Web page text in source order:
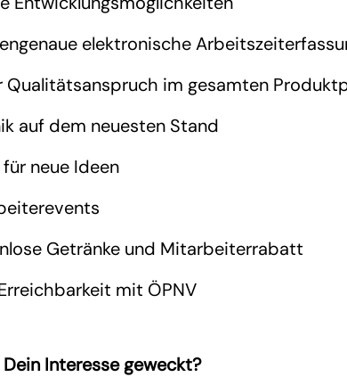
elektronische
Qualitätsanspruch im gesamten
auf dem neuesten Stand
neue Ideen
Getränke und Mitarbeiterrabatt
mit ÖPNV
Interesse geweckt?